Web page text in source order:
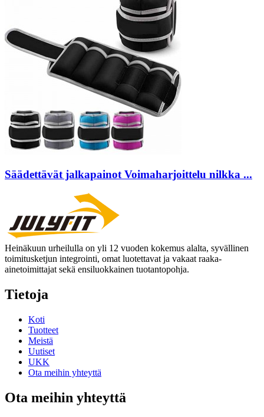
Säädettävät jalkapainot Voimaharjoittelu nilkka ...
Heinäkuun urheilulla on yli 12 vuoden kokemus alalta, syvällinen
toimitusketjun integrointi, omat luotettavat ja vakaat raaka-
ainetoimittajat sekä ensiluokkainen tuotantopohja.
Tietoja
Koti
Tuotteet
Meistä
Uutiset
UKK
Ota meihin yhteyttä
Ota meihin yhteyttä